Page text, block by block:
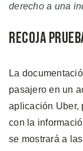
derecho a una
Recoja
La
pasajero en un
aplicación Uber,
con la
se mostrará a